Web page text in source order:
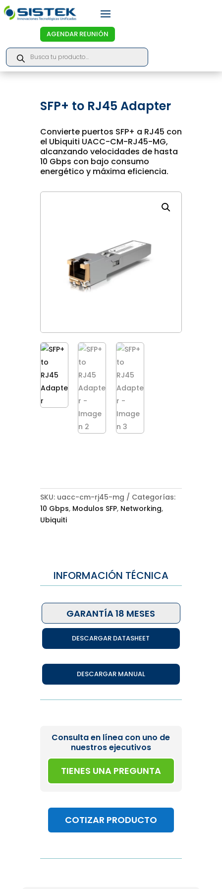
AGENDAR REUNIÓN
Products
search
SFP+ to RJ45 Adapter
Convierte puertos SFP+ a RJ45 con
el Ubiquiti UACC-CM-RJ45-MG,
alcanzando velocidades de hasta
10 Gbps con bajo consumo
energético y máxima eficiencia.
SKU: uacc-cm-rj45-mg
Categorías:
10 Gbps, Modulos SFP, Networking,
Ubiquiti
INFORMACIÓN TÉCNICA
GARANTÍA 18 MESES
DESCARGAR DATASHEET
DESCARGAR MANUAL
Consulta en línea con uno de
nuestros ejecutivos
TIENES UNA PREGUNTA
COTIZAR PRODUCTO